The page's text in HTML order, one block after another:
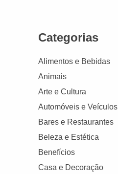
Categorias
Alimentos e Bebidas
Animais
Arte e Cultura
Automóveis e Veículos
Bares e Restaurantes
Beleza e Estética
Benefícios
Casa e Decoração